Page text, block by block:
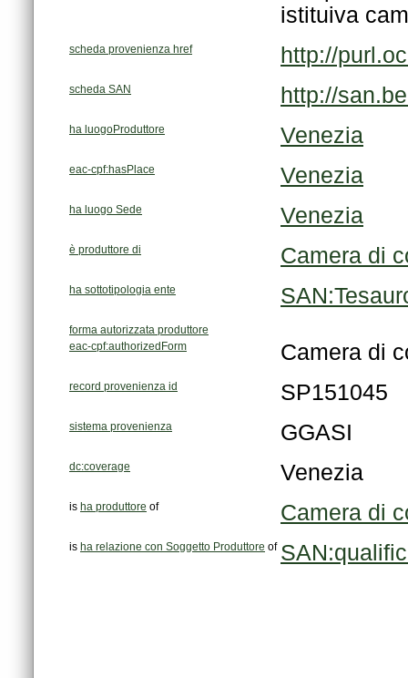
istituiva
scheda provenienza href http://
scheda SAN http://
ha luogoProduttore Venezia
eac-cpf:hasPlace Venezia
ha luogo Sede Venezia
è produttore di Camera di
ha sottotipologia ente
forma autorizzata produttore
eac-cpf:authorizedForm
Camera di
record provenienza id SP151045
sistema provenienza GGASI
dc:coverage Venezia
is ha produttore of Camera di
is ha relazione con Soggetto Produttore of